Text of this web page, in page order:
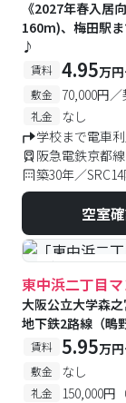
《2027年春入居
160m)、梅田駅
♪
賃料 4.95万円
敷金 70,000円
礼金
なし
学校まで電車
阪急電鉄京都
築30年／
空室
#新築 #食事
東中浜二丁目
大阪公立大学森
地下鉄2路線（鴫
賃料 5.95万円
敷金 なし
礼金
150,000円